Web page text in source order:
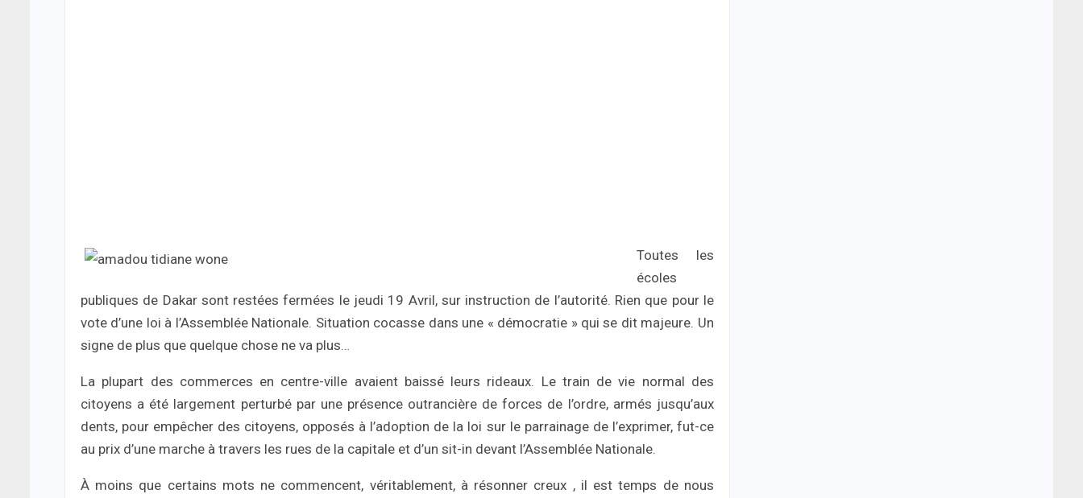
Toutes les
écoles
publiques de Dakar sont restées fermées le jeudi 19 Avril, sur instruction de l’autorité. Rien que pour le
vote d’une loi à l’Assemblée Nationale. Situation cocasse dans une « démocratie » qui se dit majeure. Un
signe de plus que quelque chose ne va plus…
La plupart des commerces en centre-ville avaient baissé leurs rideaux. Le train de vie normal des
citoyens a été largement perturbé par une présence outrancière de forces de l’ordre, armés jusqu’aux
dents, pour empêcher des citoyens, opposés à l’adoption de la loi sur le parrainage de l’exprimer, fut-ce
au prix d’une marche à travers les rues de la capitale et d’un sit-in devant l’Assemblée Nationale.
À moins que certains mots ne commencent, véritablement, à résonner creux , il est temps de nous